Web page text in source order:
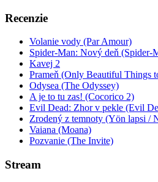
Recenzie
Volanie vody (Par Amour)
Spider-Man: Nový deň (Spider-
Kavej 2
Prameň (Only Beautiful Things
Odysea (The Odyssey)
A je to tu zas! (Cocorico 2)
Evil Dead: Zhor v pekle (Evil
Zrodený z temnoty (Yön lapsi /
Vaiana (Moana)
Pozvanie (The Invite)
Stream